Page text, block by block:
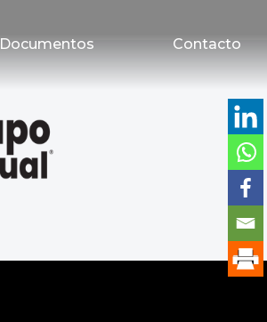
Documentos Contacto